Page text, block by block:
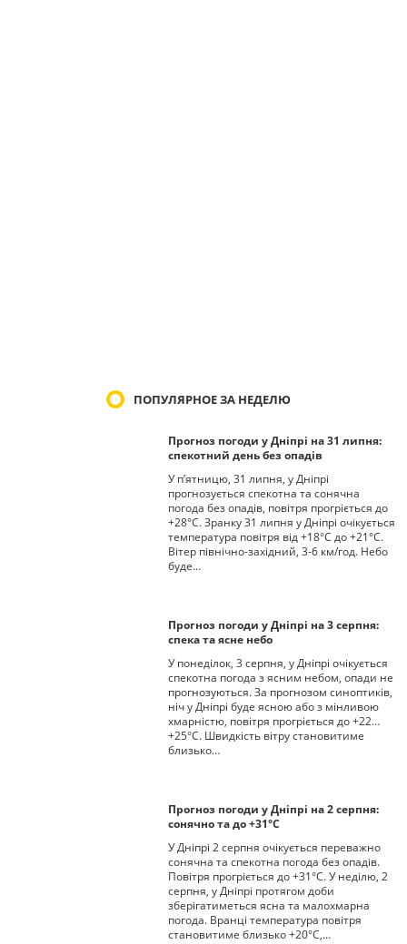
ПОПУЛЯРНОЕ ЗА НЕДЕЛЮ
Прогноз погоди у Дніпрі на 31 липня:
спекотний день без опадів
У п’ятницю, 31 липня, у Дніпрі
прогнозується спекотна та сонячна
погода без опадів, повітря прогріється до
+28°С. Зранку 31 липня у Дніпрі очікується
температура повітря від +18°С до +21°С.
Вітер північно-західний, 3-6 км/год. Небо
буде…
Прогноз погоди у Дніпрі на 3 серпня:
спека та ясне небо
У понеділок, 3 серпня, у Дніпрі очікується
спекотна погода з ясним небом, опади не
прогнозуються. За прогнозом синоптиків,
ніч у Дніпрі буде ясною або з мінливою
хмарністю, повітря прогріється до +22…
+25°С. Швидкість вітру становитиме
близько…
Прогноз погоди у Дніпрі на 2 серпня:
сонячно та до +31°С
У Дніпрі 2 серпня очікується переважно
сонячна та спекотна погода без опадів.
Повітря прогріється до +31°С. У неділю, 2
серпня, у Дніпрі протягом доби
зберігатиметься ясна та малохмарна
погода. Вранці температура повітря
становитиме близько +20°С,…